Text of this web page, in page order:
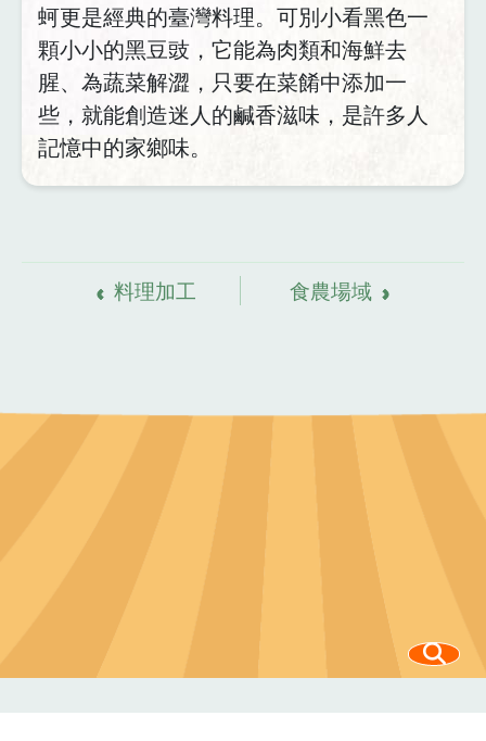
蚵更是經典的臺灣料理。可別小看黑色一
顆小小的黑豆豉，它能為肉類和海鮮去
腥、為蔬菜解澀，只要在菜餚中添加一
些，就能創造迷人的鹹香滋味，是許多人
記憶中的家鄉味。
料理加工
食農場域